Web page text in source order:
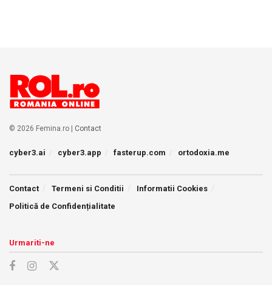
© 2026 Femina.ro | Contact
cyber3.ai cyber3.app fasterup.com ortodoxia.me
Contact Termeni si Conditii
Informatii Cookies
Politică de Confidențialitate
Urmariti-ne